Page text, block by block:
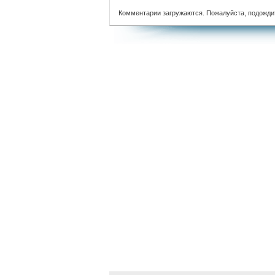
Комментарии загружаются. Пожалуйста,